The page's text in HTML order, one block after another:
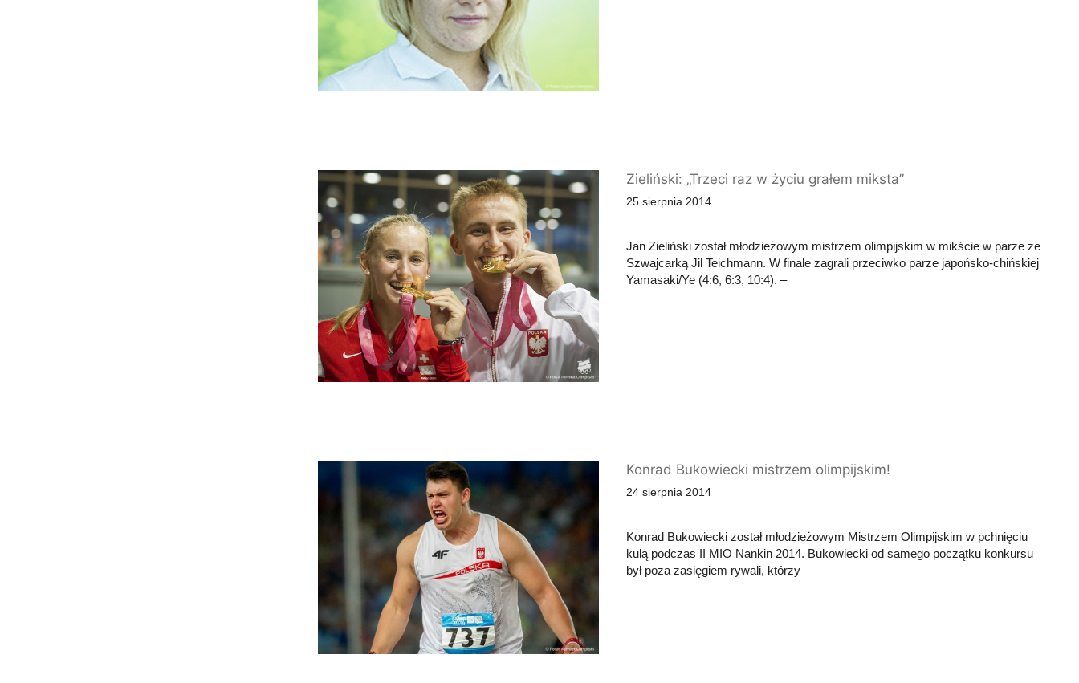
Zieliński: „Trzeci raz w życiu grałem miksta”
25 sierpnia 2014
Jan Zieliński został młodzieżowym mistrzem olimpijskim w mikście w parze ze
Szwajcarką Jil Teichmann. W finale zagrali przeciwko parze japońsko-chińskiej
Yamasaki/Ye (4:6, 6:3, 10:4). –
Konrad Bukowiecki mistrzem olimpijskim!
24 sierpnia 2014
Konrad Bukowiecki został młodzieżowym Mistrzem Olimpijskim w pchnięciu
kulą podczas II MIO Nankin 2014. Bukowiecki od samego początku konkursu
był poza zasięgiem rywali, którzy